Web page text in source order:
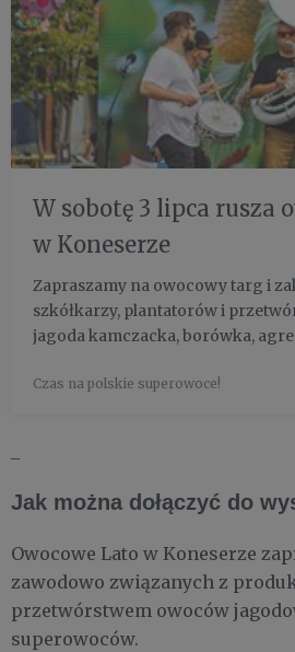
W sobotę 3 lipca rusza
w Koneserze
Zapraszamy na owocowy targ i
szkółkarzy, plantatorów i
jagoda kamczacka, borówka,
czarna, czerwona porzeczka,
miejscu, wszystko od pola na
Czas na polskie superowoce!
Jak można dołączyć do
Owocowe Lato w Koneserze
zawodowo związanych z
przetwórstwem owoców
superowoców.